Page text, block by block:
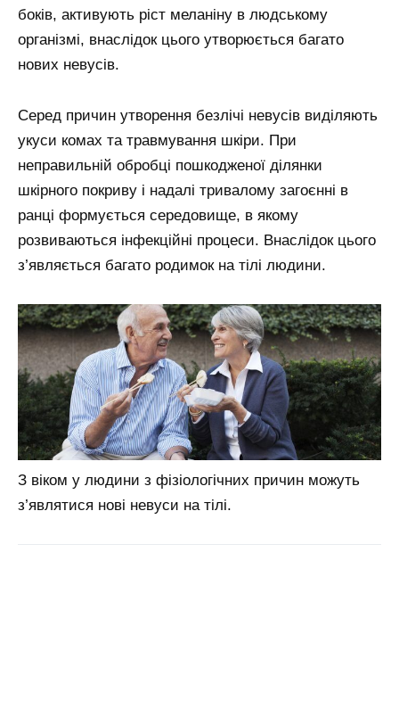
боків, активують ріст меланіну в людському
організмі, внаслідок цього утворюється багато
нових невусів.
Серед причин утворення безлічі невусів виділяють
укуси комах та травмування шкіри. При
неправильній обробці пошкодженої ділянки
шкірного покриву і надалі тривалому загоєнні в
ранці формується середовище, в якому
розвиваються інфекційні процеси. Внаслідок цього
з’являється багато родимок на тілі людини.
З віком у людини з фізіологічних причин можуть
з’являтися нові невуси на тілі.